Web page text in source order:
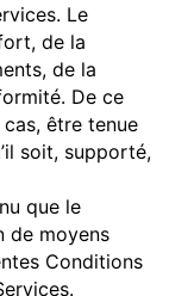
Le
de la
de la
De ce
être tenue
soit, supporté,
que le
de moyens
Conditions